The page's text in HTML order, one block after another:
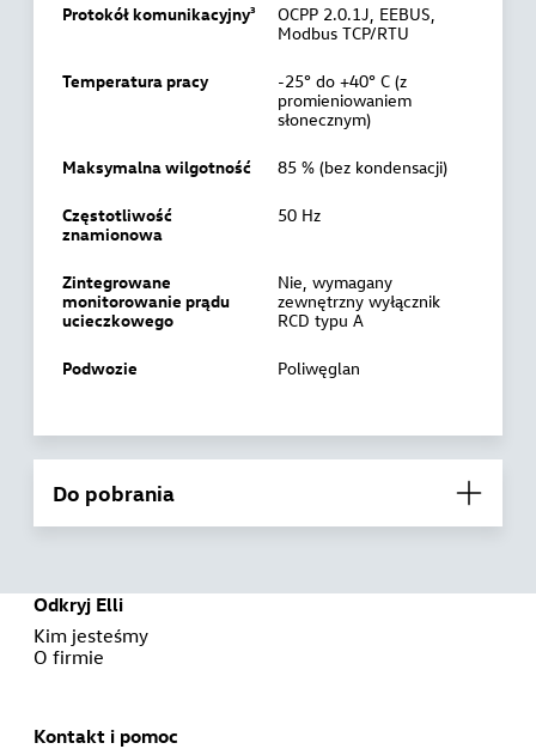
Protokół komunikacyjny³
OCPP 2.0.1J, EEBUS,
Modbus TCP/RTU
Temperatura pracy
-25° do +40° C (z
promieniowaniem
słonecznym)
Maksymalna wilgotność 85 % (bez kondensacji)
Częstotliwość
znamionowa
50 Hz
Zintegrowane
monitorowanie prądu
ucieczkowego
Nie, wymagany
zewnętrzny wyłącznik
RCD typu A
Podwozie Poliwęglan
Do pobrania
Odkryj Elli
Kim jesteśmy
O firmie
Kontakt i pomoc